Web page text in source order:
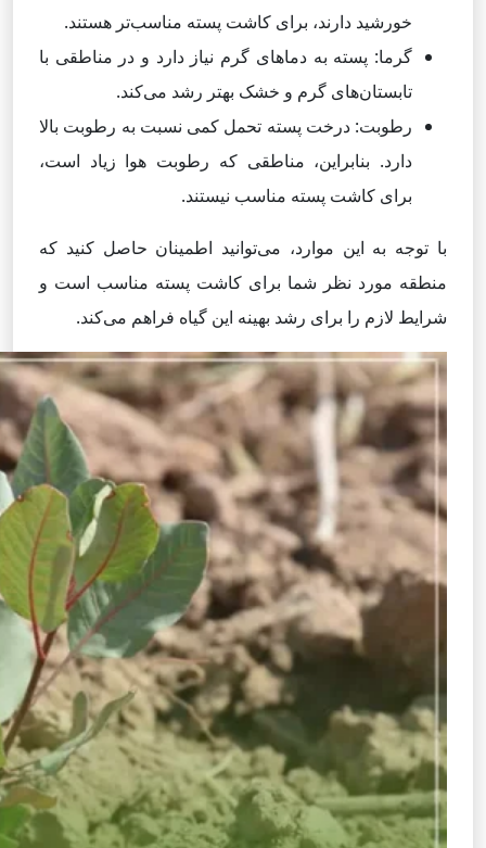
خورشید دارند، برای کاشت پسته مناسب‌تر هستند.
گرما: پسته به دماهای گرم نیاز دارد و در مناطقی با
تابستان‌های گرم و خشک بهتر رشد می‌کند.
رطوبت: درخت پسته تحمل کمی نسبت به رطوبت بالا
دارد. بنابراین، مناطقی که رطوبت هوا زیاد است،
برای کاشت پسته مناسب نیستند.
با توجه به این موارد، می‌توانید اطمینان حاصل کنید که
منطقه مورد نظر شما برای کاشت پسته مناسب است و
شرایط لازم را برای رشد بهینه این گیاه فراهم می‌کند.